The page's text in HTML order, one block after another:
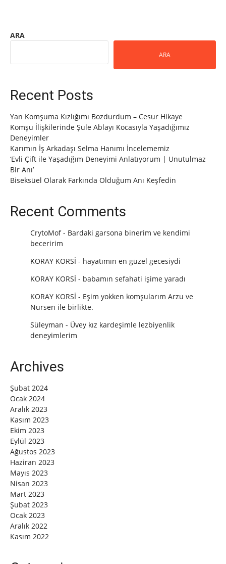
ARA
ARA
Recent Posts
Yan Komşuma Kızlığımı Bozdurdum – Cesur Hikaye
Komşu İlişkilerinde Şule Ablayı Kocasıyla Yaşadığımız
Deneyimler
Karımın İş Arkadaşı Selma Hanımı İncelememiz
‘Evli Çift ile Yaşadığım Deneyimi Anlatıyorum | Unutulmaz
Bir Anı’
Biseksüel Olarak Farkında Olduğum Anı Keşfedin
Recent Comments
CrytoMof- Bardaki garsona binerim ve kendimi
beceririm
KORAY KORSİ - hayatımın en güzel gecesiydi
KORAY KORSİ - babamın sefahati işime yaradı
KORAY KORSİ - Eşim yokken komşularım Arzu ve
Nursen ile birlikte.
Süleyman - Üvey kız kardeşimle lezbiyenlik
deneyimlerim
Archives
Şubat 2024
Ocak 2024
Aralık 2023
Kasım 2023
Ekim 2023
Eylül 2023
Ağustos 2023
Haziran 2023
Mayıs 2023
Nisan 2023
Mart 2023
Şubat 2023
Ocak 2023
Aralık 2022
Kasım 2022